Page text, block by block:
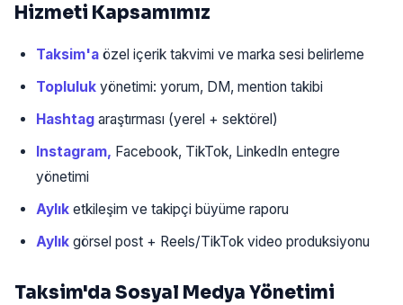
Hizmeti Kapsamımız
Taksim'a özel içerik takvimi ve marka sesi belirleme
Topluluk yönetimi: yorum, DM, mention takibi
Hashtag araştırması (yerel + sektörel)
Instagram, Facebook, TikTok, LinkedIn entegre
yönetimi
Aylık etkileşim ve takipçi büyüme raporu
Aylık görsel post + Reels/TikTok video produksiyonu
Taksim'da Sosyal Medya Yönetimi